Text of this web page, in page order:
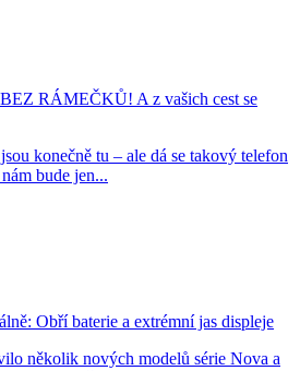
RÁMEČKŮ! A z vašich cest se
konečně tu – ale dá se takový telefon
bude jen...
Obří baterie a extrémní jas displeje
několik nových modelů série Nova a